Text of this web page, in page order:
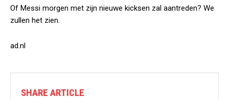
Of Messi morgen met zijn nieuwe kicksen zal aantreden? We
zullen het zien.
ad.nl
SHARE ARTICLE